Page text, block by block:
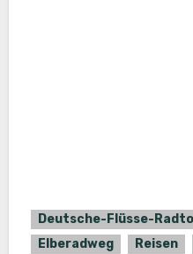
Deutsche-Flüsse-
Elberadweg
Reisen